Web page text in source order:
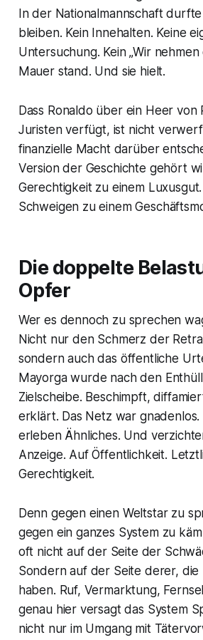
In der Nationalmannschaft
bleiben. Kein Innehalten. Keine
Untersuchung. Kein „Wir nehmen
Mauer stand. Und sie hielt.
Dass Ronaldo über ein Heer von
Juristen verfügt, ist nicht
finanzielle Macht darüber
Version der Geschichte gehört
Gerechtigkeit zu einem
Schweigen zu einem
Die doppelte
Opfer
Wer es dennoch zu sprechen
Nicht nur den Schmerz der
sondern auch das öffentliche
Mayorga wurde nach den
Zielscheibe. Beschimpft,
erklärt. Das Netz war gnadenlos.
erleben Ähnliches. Und
Anzeige. Auf Öffentlichkeit.
Gerechtigkeit.
Denn gegen einen Weltstar zu
gegen ein ganzes System zu
oft nicht auf der Seite der
Sondern auf der Seite derer,
haben. Ruf, Vermarktung,
genau hier versagt das System
nicht nur im Umgang mit